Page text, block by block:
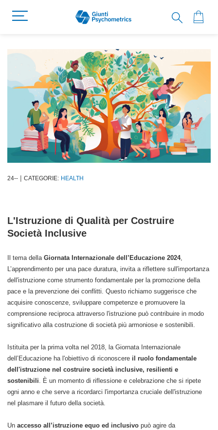
24-- | CATEGORIE: HEALTH
L'Istruzione di Qualità per Costruire
Società Inclusive
Il tema della Giornata Internazionale dell’Educazione 2024,
L’apprendimento per una pace duratura, invita a riflettere sull'importanza
dell'istruzione come strumento fondamentale per la promozione della
pace e la prevenzione dei conflitti. Questo richiamo suggerisce che
acquisire conoscenze, sviluppare competenze e promuovere la
comprensione reciproca attraverso l'istruzione può contribuire in modo
significativo alla costruzione di società più armoniose e sostenibili.
Istituita per la prima volta nel 2018, la Giornata Internazionale
dell’Educazione ha l'obiettivo di riconoscere il ruolo fondamentale
dell'istruzione nel costruire società inclusive, resilienti e
sostenibili. È un momento di riflessione e celebrazione che si ripete
ogni anno e che serve a ricordarci l'importanza cruciale dell'istruzione
nel plasmare il futuro della società.
Un accesso all’istruzione equo ed inclusivo può agire da